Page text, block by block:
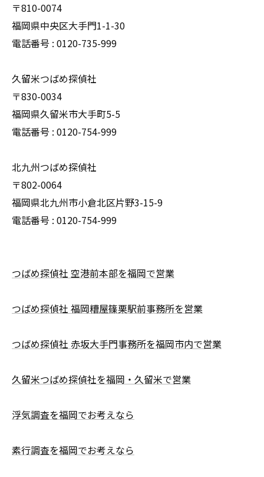
〒810-0074
福岡県中央区大手門1-1-30
電話番号 : 0120-735-999
久留米つばめ探偵社
〒830-0034
福岡県久留米市大手町5-5
電話番号 : 0120-754-999
北九州つばめ探偵社
〒802-0064
福岡県北九州市小倉北区片野3-15-9
電話番号 : 0120-754-999
つばめ探偵社 空港前本部を福岡で営業
つばめ探偵社 福岡糟屋篠栗駅前事務所を営業
つばめ探偵社 赤坂大手門事務所を福岡市内で営業
久留米つばめ探偵社を福岡・久留米で営業
浮気調査を福岡でお考えなら
素行調査を福岡でお考えなら